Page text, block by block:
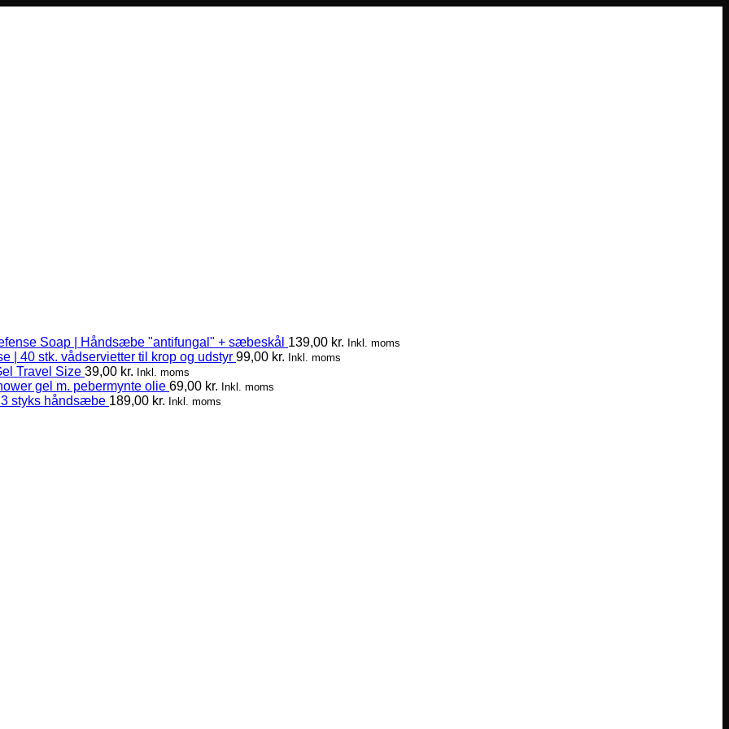
Soap | Håndsæbe "antifungal" + sæbeskål 139,00 kr. Inkl. moms
| 40 stk. vådservietter til krop og udstyr 99,00 kr. Inkl. moms
Travel Size 39,00 kr. Inkl. moms
gel m. pebermynte olie 69,00 kr. Inkl. moms
styks håndsæbe 189,00 kr. Inkl. moms